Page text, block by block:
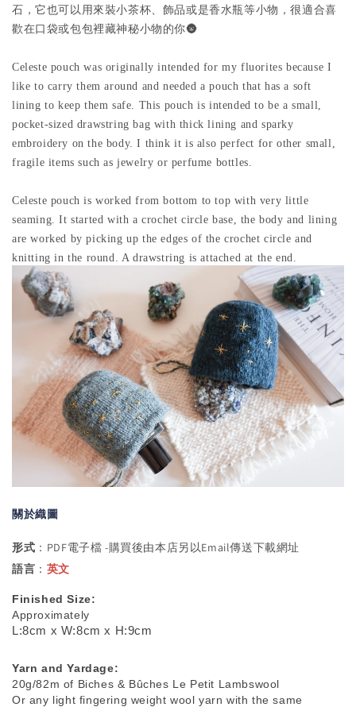
石，它也可以用來裝小茶杯、飾品或是香水瓶等小物，很適合喜
歡在口袋或包包裡藏神秘小物的你🌚
Celeste pouch was originally intended for my fluorites because I
like to carry them around and needed a pouch that has a soft
lining to keep them safe. This pouch is intended to be a small,
pocket-sized drawstring bag with thick lining and sparky
embroidery on the body. I think it is also perfect for other small,
fragile items such as jewelry or perfume bottles.
Celeste pouch is worked from bottom to top with very little
seaming. It started with a crochet circle base, the body and lining
are worked by picking up the edges of the crochet circle and
knitting in the round. A drawstring is attached at the end.
關於織圖
形式 ：PDF電子檔 -購買後由本店另以Email傳送下載網址
語言 ： 英文
Finished Size:
Approximately
L:8cm x W:8cm x H:9cm
Yarn and Yardage:
20g/82m of Biches & Bûches Le Petit Lambswool
Or any light fingering weight wool yarn with the same